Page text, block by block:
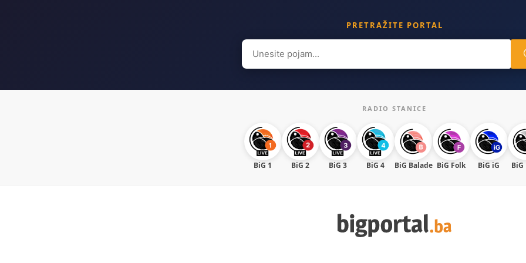
PRETRAŽITE PORTAL
Search
for:
RADIO STANICE
BiG 1 BiG 2 BiG 3 BiG 4 BiG Balade BiG Folk BiG iG BiG